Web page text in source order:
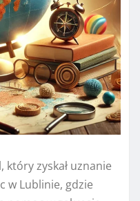
zyskał uznanie
w Lublinie, gdzie